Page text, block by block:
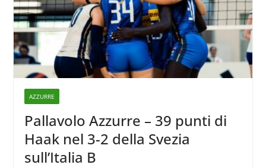
AZZURRE
Pallavolo Azzurre – 39 punti di
Haak nel 3-2 della Svezia
sull’Italia B